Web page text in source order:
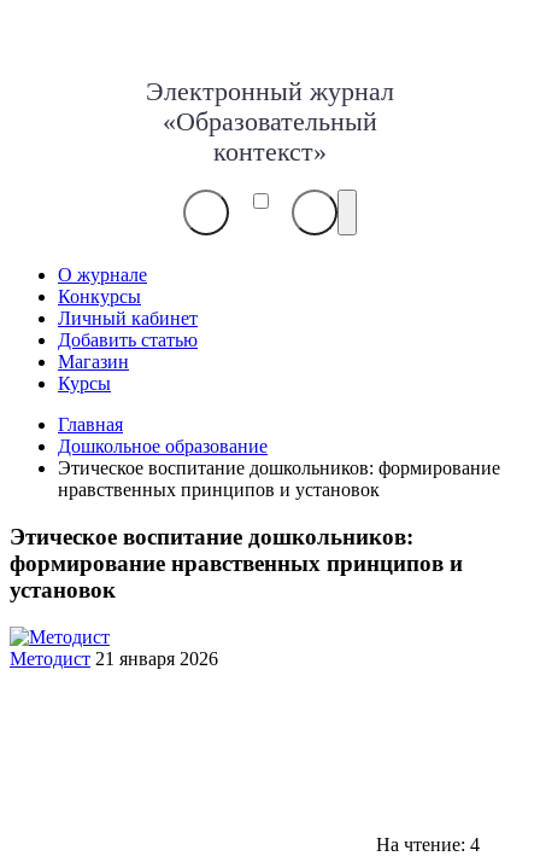
Электронный журнал
«Образовательный
контекст»
О журнале
Конкурсы
Личный кабинет
Добавить статью
Магазин
Курсы
Главная
Дошкольное образование
Этическое воспитание дошкольников: формирование
нравственных принципов и установок
Этическое воспитание дошкольников:
формирование нравственных принципов и
установок
Методист 21 января 2026
На чтение: 4